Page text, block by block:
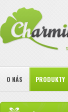
O NÁS PRODUKTY